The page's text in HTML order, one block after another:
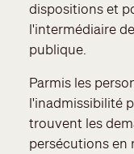
dispositions et
l'intermédiaire
publique.
Parmis les
l'inadmissibilité
trouvent les
persécutions en